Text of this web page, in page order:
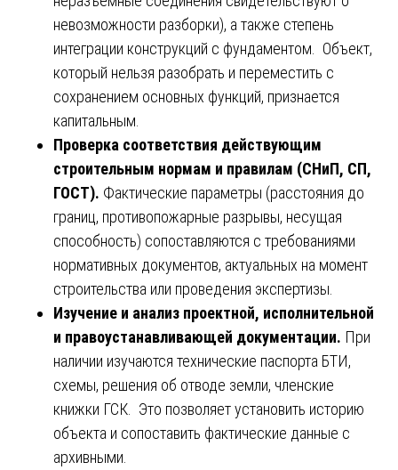
невозможности разборки), а также степень
интеграции конструкций с фундаментом. Объект,
который нельзя разобрать и переместить с
сохранением основных функций, признается
капитальным.
Проверка соответствия действующим
строительным нормам и правилам (СНиП, СП,
ГОСТ). Фактические параметры (расстояния до
границ, противопожарные разрывы, несущая
способность) сопоставляются с требованиями
нормативных документов, актуальных на момент
строительства или проведения экспертизы.
Изучение и анализ проектной, исполнительной
и правоустанавливающей документации. При
наличии изучаются технические паспорта БТИ,
схемы, решения об отводе земли, членские
книжки ГСК. Это позволяет установить историю
объекта и сопоставить фактические данные с
архивными.